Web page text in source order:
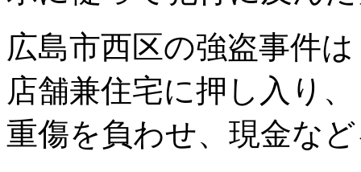
広島市西区の強盗事件
店舗兼住宅に押し入り
重傷を負わせ、現金な